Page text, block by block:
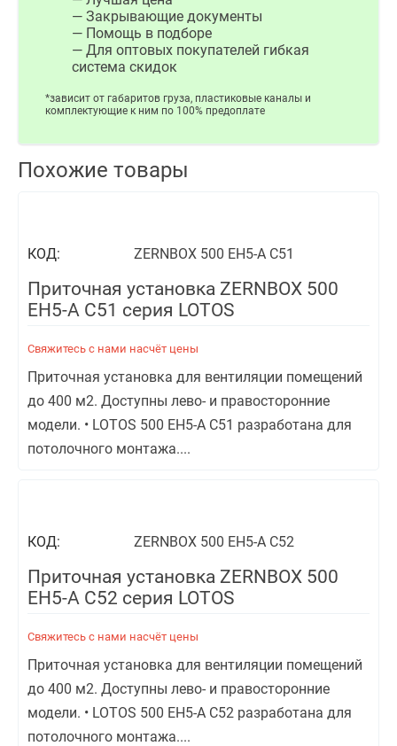
— Закрывающие документы
— Помощь в подборе
— Для оптовых покупателей гибкая
система скидок
*зависит от габаритов груза, пластиковые каналы и
комплектующие к ним по 100% предоплате
Похожие товары
КОД: ZERNBOX 500 EH5-A С51
Приточная установка ZERNBOX 500
EH5-A С51 серия LOTOS
Свяжитесь с нами насчёт цены
Приточная установка для вентиляции помещений
до 400 м2. Доступны лево- и правосторонние
модели. • LOTOS 500 EH5-A С51 разработана для
потолочного монтажа....
КОД: ZERNBOX 500 EH5-A С52
Приточная установка ZERNBOX 500
EH5-A С52 серия LOTOS
Свяжитесь с нами насчёт цены
Приточная установка для вентиляции помещений
до 400 м2. Доступны лево- и правосторонние
модели. • LOTOS 500 EH5-A С52 разработана для
потолочного монтажа....